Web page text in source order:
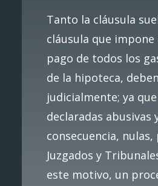
Tanto la cláusula
cláusula que
pago de todos los
de la hipoteca,
judicialmente; ya
declaradas abusivas
consecuencia,
Juzgados y
este motivo, un